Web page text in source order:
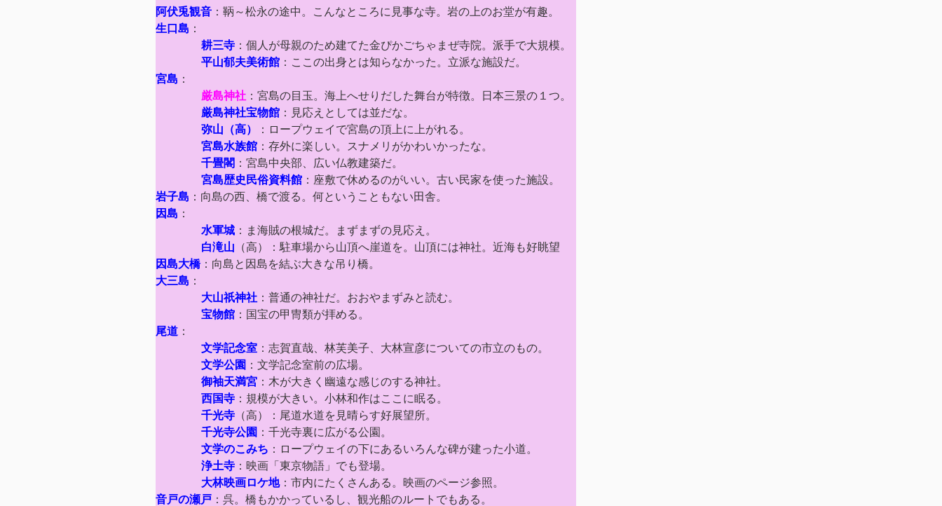
阿伏兎観音 ：鞆～松永の途中。こんなところに見事な寺。岩の上のお堂が有趣。
生口島 ：
耕三寺 ：個人が母親のため建てた金ぴかごちゃまぜ寺院。派手で大規模。
平山郁夫美術館 ：ここの出身とは知らなかった。立派な施設だ。
宮島 ：
厳島神社 ：宮島の目玉。海上へせりだした舞台が特徴。日本三景の１つ。
厳島神社宝物館 ：見応えとしては並だな。
弥山（高）
：ロープウェイで宮島の頂上に上がれる。
宮島水族館 ：存外に楽しい。スナメリがかわいかったな。
千畳閣 ：宮島中央部、広い仏教建築だ。
宮島歴史民俗資料館 ：座敷で休めるのがいい。古い民家を使った施設。
岩子島 ：向島の西、橋で渡る。何ということもない田舎。
因島 ：
水軍城 ：ま海賊の根城だ。まずまずの見応え。
白滝山 （高）：駐車場から山頂へ崖道を。山頂には神社。近海も好眺望
因島大橋：向島と因島を結ぶ大きな吊り橋。
大三島 ：
大山祇神社 ：普通の神社だ。おおやまずみと読む。
宝物館 ：国宝の甲冑類が拝める。
尾道 ：
文学記念室 ：志賀直哉、林芙美子、大林宣彦についての市立のもの。
文学公園 ：文学記念室前の広場。
御袖天満宮 ：木が大きく幽遠な感じのする神社。
西国寺 ：規模が大きい。小林和作はここに眠る。
千光寺 （高）：尾道水道を見晴らす好展望所。
千光寺公園 ：千光寺裏に広がる公園。
文学のこみち ：ロープウェイの下にあるいろんな碑が建った小道。
浄土寺 ：映画「東京物語」でも登場。
大林映画ロケ地：市内にたくさんある。映画のページ参照。
音戸の瀬戸 ：呉。橋もかかっているし、観光船のルートでもある。